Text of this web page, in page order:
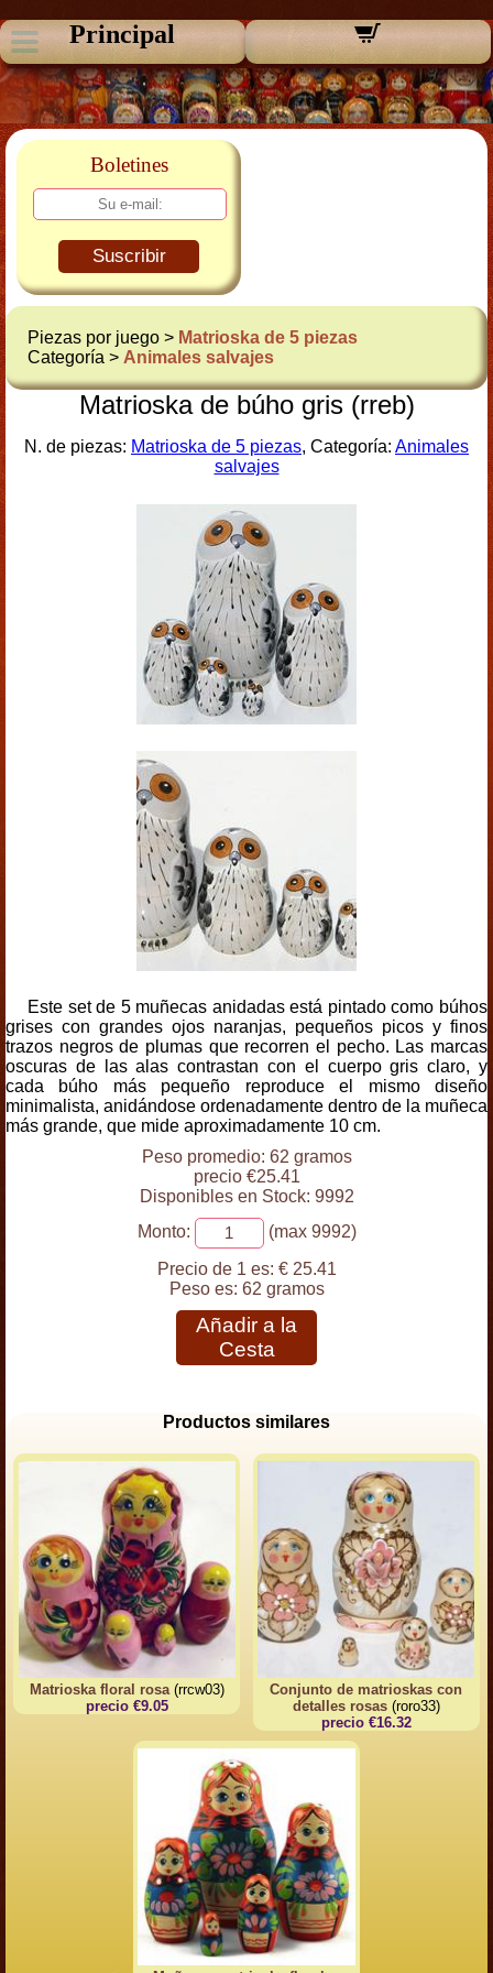
Principal
Boletines
Suscribir
Piezas por juego > Matrioska de 5 piezas
Categoría > Animales salvajes
Matrioska de búho gris (rreb)
N. de piezas: Matrioska de 5 piezas, Categoría: Animales
salvajes
Este set de 5 muñecas anidadas está pintado como búhos
grises con grandes ojos naranjas, pequeños picos y finos
trazos negros de plumas que recorren el pecho. Las marcas
oscuras de las alas contrastan con el cuerpo gris claro, y
cada búho más pequeño reproduce el mismo diseño
minimalista, anidándose ordenadamente dentro de la muñeca
más grande, que mide aproximadamente 10 cm.
Peso promedio: 62 gramos
precio €25.41
Disponibles en Stock: 9992
Monto:
(max 9992)
Precio de 1 es: € 25.41
Peso es: 62 gramos
Añadir a la
Cesta
Productos similares
Matrioska floral rosa(rrcw03)
precio €9.05
Conjunto de matrioskas con
detalles rosas(roro33)
precio €16.32